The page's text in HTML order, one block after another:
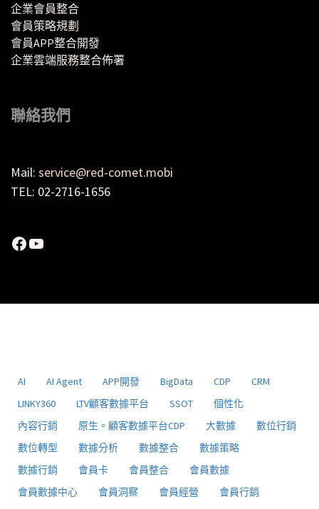
企業會員整合
會員策略規劃
會員APP整合開發
企業雲端服務整合佈署
聯絡我們
Mail: service@red-comet.mobi
TEL: 02-2716-1656
Facebook
YouTube
AI AI Agent APP開發 BigData CDP
CRM
LINKY360
LTV顧客數據平台 SSOT
個性化
內容行銷
原生。顧客數據平台CDP 大數據
數位行銷
數位轉型
數據分析 數據整合
數據策略
數據行銷
會員卡 會員整合
會員數據
會員數據中心
會員洞察 會員經營
會員行銷